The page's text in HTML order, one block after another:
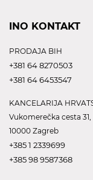
INO KONTAKT
PRODAJA BIH
+381 64 8270503
+381 64 6453547
KANCELARIJA
Vukomerečka cesta 31,
10000 Zagreb
+385 1 2339699
+385 98 9587368